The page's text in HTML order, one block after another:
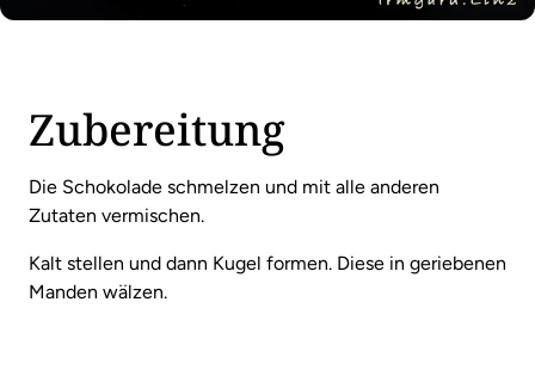
Zubereitung
Die Schokolade schmelzen und mit alle anderen
Zutaten vermischen.
Kalt stellen und dann Kugel formen. Diese in geriebenen
Manden wälzen.